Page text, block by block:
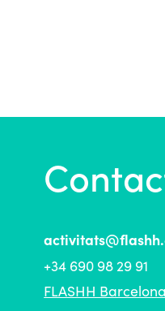
+34 690 98 29 91
FLASHH Barcelona